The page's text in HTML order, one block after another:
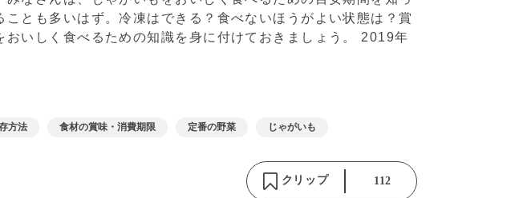
とも多いはず。冷凍はできる？食べないほうがよい状態は？賞
いしく食べるための知識を身に付けておきましょう。 2019年
方法 食材の賞味・消費期限 定番の野菜 じゃがいも
クリップ 112